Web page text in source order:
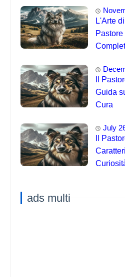
L'Arte
Il
Guida
Cura
July
Il
ads multi